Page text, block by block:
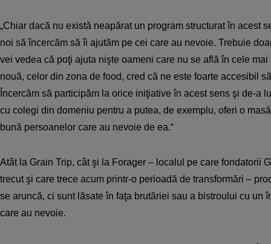
„Chiar dacă nu există neapărat un program structurat în acest
noi să încercăm să îi ajutăm pe cei care au nevoie. Trebuie
vei vedea că poţi ajuta nişte oameni care nu se află în cele
nouă, celor din zona de food, cred că ne este foarte accesibil
Încercăm să participăm la orice iniţiative în acest sens şi de-a
cu colegi din domeniu pentru a putea, de exemplu, oferi o
bună persoanelor care au nevoie de ea.“
Atât la Grain Trip, cât şi la Forager – localul pe care fondatorii
trecut şi care trece acum printr-o perioadă de transformări –
se aruncă, ci sunt lăsate în faţa brutăriei sau a bistroului cu un
care au nevoie.